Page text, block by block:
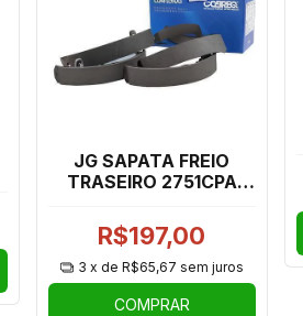
JG SAPATA FREIO
TRASEIRO 2751CPA
14/23
R$197,00
3 x de R$65,67 sem juros
COMPRAR